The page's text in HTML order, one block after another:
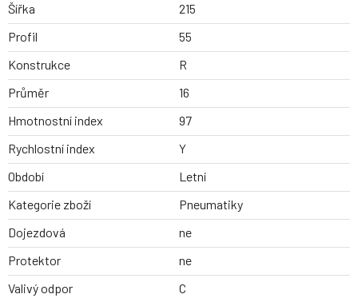
Šířka
215
Profil
55
Konstrukce
R
Průměr
16
Hmotnostní index
97
Rychlostní index
Y
Období
Letní
Kategorie zboží
Pneumatiky
Dojezdová
ne
Protektor
ne
Valivý odpor
C